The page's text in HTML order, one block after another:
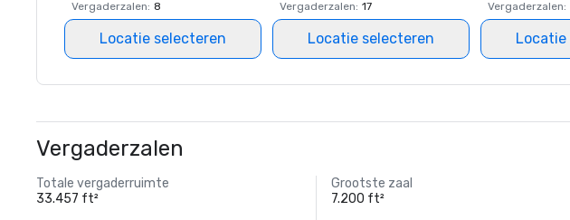
Vergaderzalen: 8
Locatie selecteren
Vergaderzalen: 17
Locatie selecteren
Vergaderzalen:
Locatie
Vergaderzalen
Totale vergaderruimte
33.457 ft²
Grootste zaal
7.200 ft²